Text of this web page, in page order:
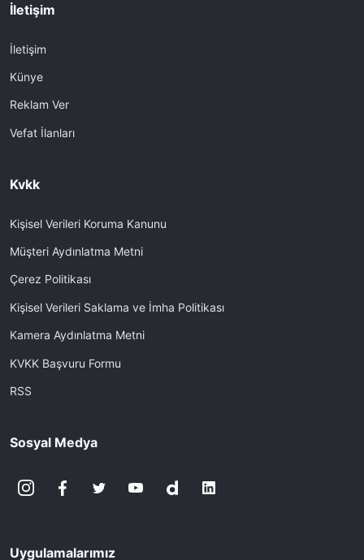
İletişim
İletişim
Künye
Reklam Ver
Vefat İlanları
Kvkk
Kişisel Verileri Koruma Kanunu
Müşteri Aydınlatma Metni
Çerez Politikası
Kişisel Verileri Saklama ve İmha Politikası
Kamera Aydınlatma Metni
KVKK Başvuru Formu
RSS
Sosyal Medya
Uygulamalarımız